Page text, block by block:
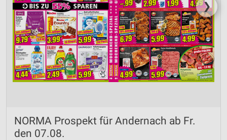
❯
NORMA Prospekt für Andernach ab Fr.
den 07.08.